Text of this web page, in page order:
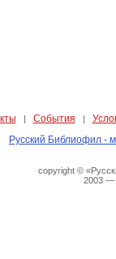
| События |
Русский Библиофил -
copyright ©
2003 —